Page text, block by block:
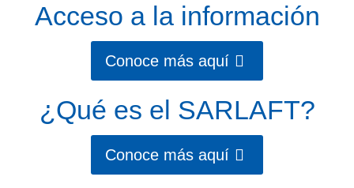
Acceso a la información
Conoce más aquí
¿Qué es el SARLAFT?
Conoce más aquí